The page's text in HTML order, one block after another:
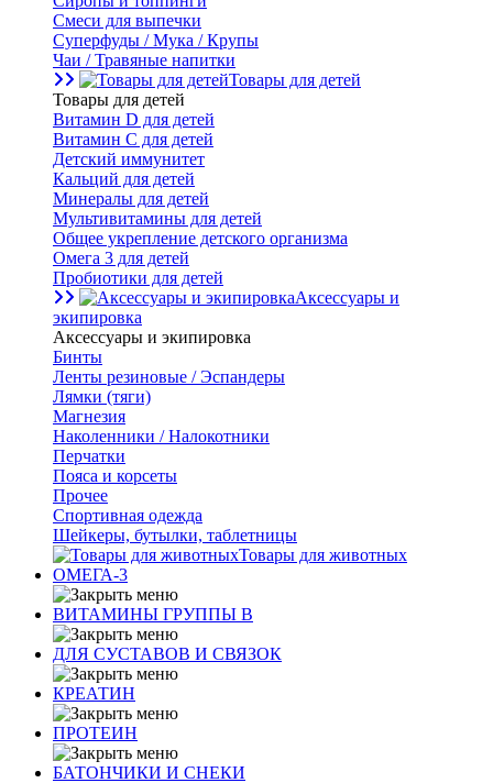
Смеси для выпечки
Суперфуды / Мука / Крупы
Чаи / Травяные напитки
Товары для детей
Товары для детей
Витамин D для детей
Витамин С для детей
Детский иммунитет
Кальций для детей
Минералы для детей
Мультивитамины для детей
Общее укрепление детского организма
Омега 3 для детей
Пробиотики для детей
Аксессуары и
экипировка
Аксессуары и экипировка
Бинты
Ленты резиновые / Эспандеры
Лямки (тяги)
Магнезия
Наколенники / Налокотники
Перчатки
Пояса и корсеты
Прочее
Спортивная одежда
Шейкеры, бутылки, таблетницы
Товары для животных
ОМЕГА-3
ВИТАМИНЫ ГРУППЫ В
ДЛЯ СУСТАВОВ И СВЯЗОК
КРЕАТИН
ПРОТЕИН
БАТОНЧИКИ И СНЕКИ